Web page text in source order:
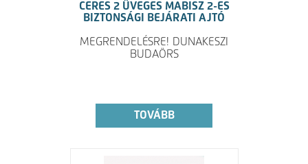
CERES 2 ÜVEGES MABISZ 2-ES
BIZTONSÁGI BEJÁRATI AJTÓ
MEGRENDELÉSRE! DUNAKESZI
BUDAÖRS
TOVÁBB